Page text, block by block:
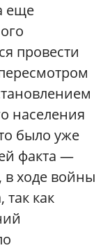
еще
провести
населения
было уже
факта —
в ходе войны
так как